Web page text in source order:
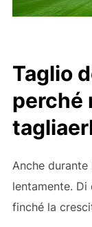
Taglio
perché
Anche durante
lentamente.
finché la